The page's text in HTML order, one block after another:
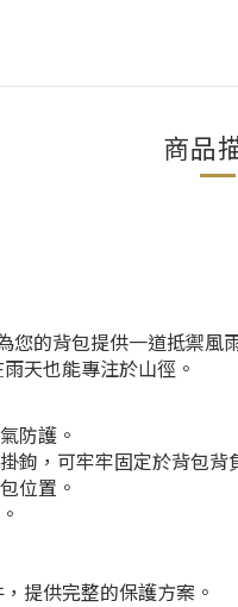
商品
的背包提供一道抵禦風
天也能專注於山徑。
防護。
鉤，可牢牢固定於背包背
位置。
提供完整的保護方案。